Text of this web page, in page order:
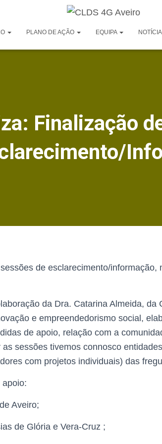
PLANO DE AÇÃO EQUIPA
Finalização
de esclarecimento/informação,
da Dra. Catarina Almeida, da
e empreendedorismo social,
de apoio, relação com a
sessões tivemos connosco
com projetos individuais) das
Aveiro;
de Glória e Vera-Cruz ;